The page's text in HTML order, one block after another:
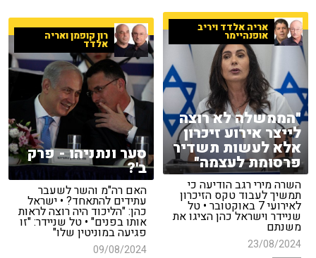
אריה אלדד ויריב
אופנהיימר
"הממשלה לא רוצה
לייצר אירוע זיכרון
אלא לעשות תשדיר
פרסומת לעצמה"
השרה מירי רגב הודיעה כי
תמשיך לעבוד טקס הזיכרון
לאירועי 7 באוקטובר • טל
שניידר וישראל כהן הציגו את
משנתם
23/08/2024
רון קופמן ואריה
אלדד
סער ונתניהו - פרק
ב'?
האם רה"מ והשר לשעבר
עתידים להתאחד? • ישראל
כהן: "הליכוד היה רוצה לראות
אותו בפנים" • טל שניידר: "זו
פגיעה במוניטין שלו"
09/08/2024